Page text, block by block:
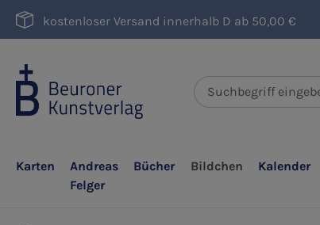
Hauptinhalt springen
Zur Suche springen
Zur Hauptnavigation springen
kostenloser Versand innerhalb D ab 50,00 €
Karten
Andreas
Felger
Bücher Bildchen Kalender